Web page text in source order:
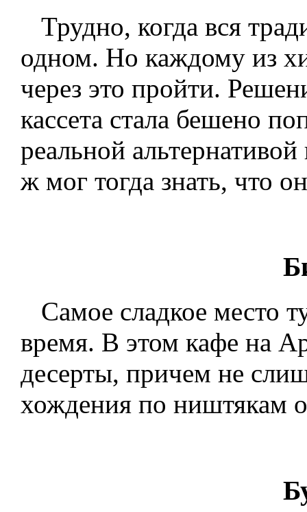
Трудно, когда вся
одном. Но каждому из
через это пройти.
кассета стала бешено
реальной
ж мог тогда знать, что
Самое сладкое место
время. В этом кафе на
десерты, причем не
хождения по ништякам